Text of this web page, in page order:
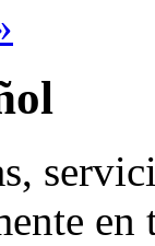
en